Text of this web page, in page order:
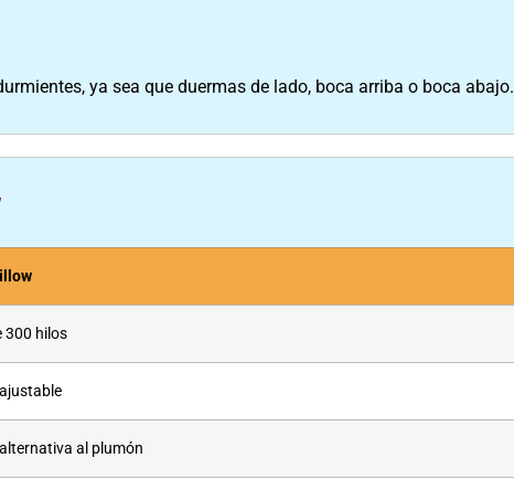
ya sea que duermas de lado, boca arriba o boca abajo.
300 hilos
al plumón